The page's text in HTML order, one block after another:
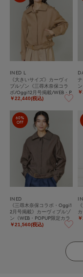
INED L
《大きいサイズ》カーヴィ
ブルゾン《三尋木奈保コラ
ボ/Oggi12月号掲載/WEB・P
OPUP限定カラー》
￥22,440(税込)
60%
OFF
INED
《三尋木奈保コラボ・Oggi1
2月号掲載》カーヴィブルゾ
ン《WEB・POPUP限定カラ
ー》
￥21,560(税込)